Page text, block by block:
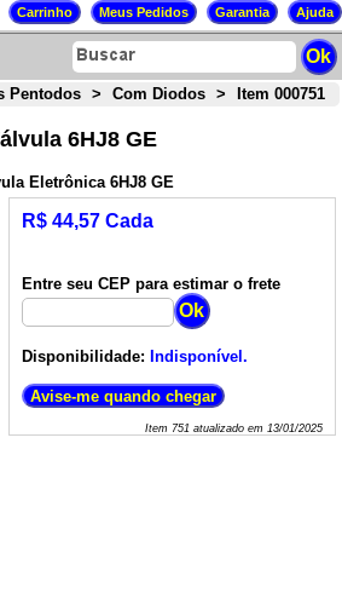
Pentodos > Com Diodos > Item 000751
6HJ8 GE
Eletrônica 6HJ8 GE
R$ 44,57 Cada
Entre seu CEP para estimar o frete
Disponibilidade: Indisponível.
Item 751atualizado em 13/01/2025